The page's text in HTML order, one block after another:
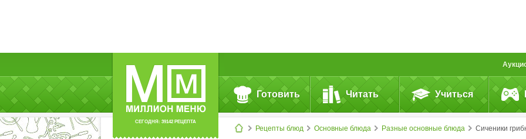
СЕГОДНЯ: 39142 РЕЦЕПТА
Готовить Читать Учиться
Рецепты блюд Основные блюда Разные основные блюда Сиченики грибные со сметанным